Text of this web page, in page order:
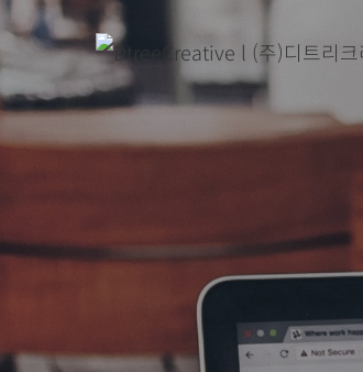
Skip
to
content